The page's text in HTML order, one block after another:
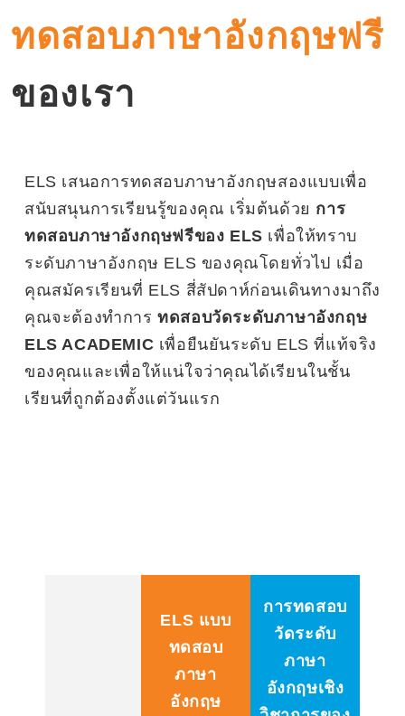
ทดสอบภาษาอังกฤษฟรี
ของเรา
ELS เสนอการทดสอบภาษาอังกฤษสองแบบเพื่อ
สนับสนุนการเรียนรู้ของคุณ เริ่มต้นด้วย การ
ทดสอบภาษาอังกฤษฟรีของ ELS เพื่อให้ทราบ
ระดับภาษาอังกฤษ ELS ของคุณโดยทั่วไป เมื่อ
คุณสมัครเรียนที่ ELS สี่สัปดาห์ก่อนเดินทางมาถึง
คุณจะต้องทำการทดสอบวัดระดับภาษาอังกฤษ
ELS ACADEMIC เพื่อยืนยันระดับ ELS ที่แท้จริง
ของคุณและเพื่อให้แน่ใจว่าคุณได้เรียนในชั้น
เรียนที่ถูกต้องตั้งแต่วันแรก
ELS แบบ
ทดสอบ
ภาษา
อังกฤษ
การทดสอบ
วัดระดับ
ภาษา
อังกฤษเชิง